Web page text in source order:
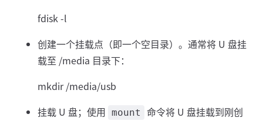
fdisk -l
创建一个挂载点（即一个空目录）。通常将 U 盘挂
载至 /media 目录下：
mkdir /media/usb
挂载 U 盘；使用 mount
命令将 U 盘挂载到刚创